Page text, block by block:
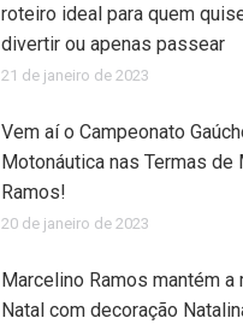
roteiro ideal para quem
divertir ou apenas passear
21 de janeiro de 2023
Vem aí o Campeonato
Motonáutica nas Termas de
Ramos!
20 de janeiro de 2023
Marcelino Ramos mantém a
Natal com decoração